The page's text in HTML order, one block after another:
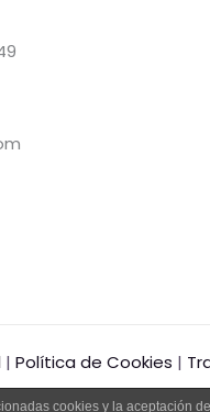
| Política de Cookies |
cookies y la aceptación